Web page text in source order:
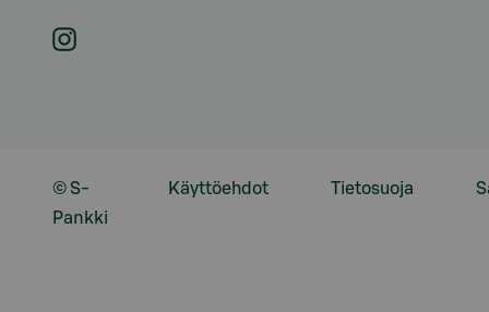
Käyttöehdot Tietosuoja
© S-
Pankki